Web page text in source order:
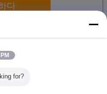
다
for?